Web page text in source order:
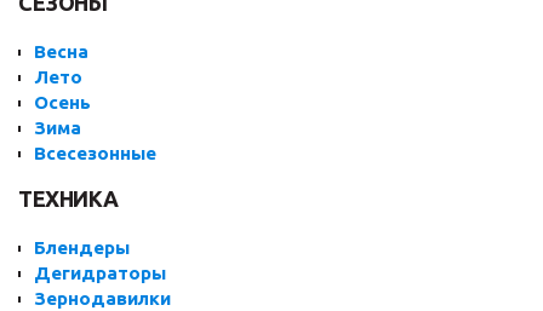
Весна
Лето
Осень
Зима
Всесезонные
ТЕХНИКА
Блендеры
Дегидраторы
Зернодавилки